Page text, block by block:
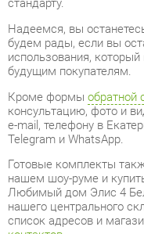
Кроме формы
консультацию, фото и
e-mail, телефону в
Telegram и WhatsApp.
нашем шоу-руме и купить
Любимый дом Элис 4
нашего центрального
список адресов и
Размеры спального
Туалетный столик